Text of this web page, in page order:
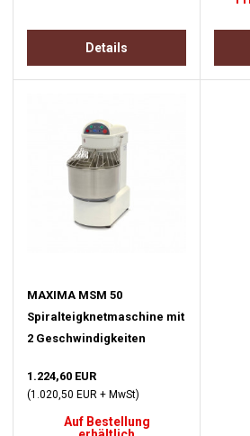
Details
MAXIMA MSM 50
Spiralteigknetmaschine mit
2 Geschwindigkeiten
1.224,60 EUR
(1.020,50 EUR + MwSt)
Auf Bestellung